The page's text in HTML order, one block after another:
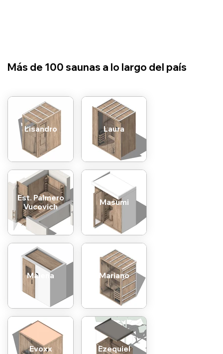
​Más de 100 saunas a lo largo del país
Lisandro Laura
Est. Palmero
Vucovich
Masumi
Malena Mariano
Evoxx Ezequiel